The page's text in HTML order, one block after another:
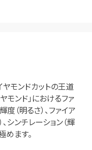
モンドカットの王道
モンド」におけるファ
度（明るさ）、ファイア
シンチレーション（輝
ます。